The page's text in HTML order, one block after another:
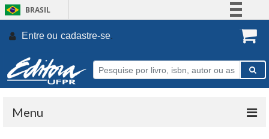
BRASIL
Participe
Entre ou cadastre-se.
Menu